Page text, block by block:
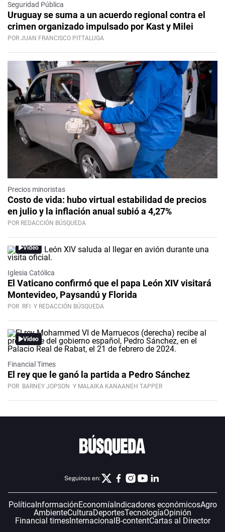
Seguridad Pública
Uruguay se suma a un acuerdo regional contra el
crimen organizado impulsado por Kast y Milei
POR JUAN FRANCISCO PITTALUGA
Precios minoristas
Costo de vida: hubo virtual estabilidad de precios
en julio y la inflación anual subió a 4,27%
POR REDACCIÓN BÚSQUEDA
Video
Iglesia Católica
El Vaticano confirmó que el papa León XIV visitará
Montevideo, Paysandú y Florida
POR RFI Y REDACCIÓN BÚSQUEDA
Video
Financial Times
El rey que le ganó la partida a Pedro Sánchez
POR BARNEY JOPSON Y MALAIKA KANAANEH TAPPER
Seguinos en:
PolíticaInformaciónEconomíaIndicadores económicosAgro
AmbienteCulturaDeportesTecnologíaOpinión
Financial timesInternacionalB-contentCartas al Director